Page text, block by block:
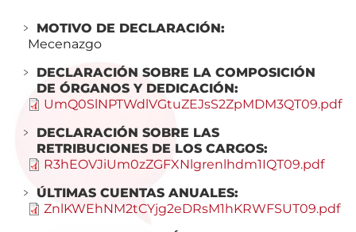
MOTIVO DE DECLARACIÓN:
Mecenazgo
DECLARACIÓN SOBRE LA COMPOSICIÓN
DE ÓRGANOS Y DEDICACIÓN:
UmQ0SlNPTWdlVGtuZEJsS2ZpMDM3QT09.pdf
DECLARACIÓN SOBRE LAS
RETRIBUCIONES DE LOS CARGOS:
R3hEOVJiUm0zZGFXNlgrenlhdm1IQT09.pdf
ÚLTIMAS CUENTAS ANUALES:
ZnlKWEhNM2tCYjg2eDRsM1hKRWFSUT09.pdf